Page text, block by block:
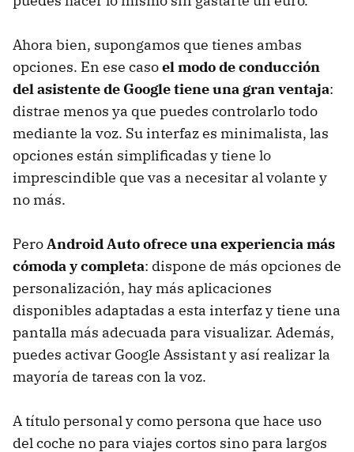
Ahora bien, supongamos que tienes ambas
opciones. En ese casoel modo de conducción
del asistente de Google tiene una gran ventaja:
distrae menos ya que puedes controlarlo todo
mediante la voz. Su interfaz es minimalista, las
opciones están simplificadas y tiene lo
imprescindible que vas a necesitar al volante y
no más.
PeroAndroid Auto ofrece una experiencia más
cómoda y completa: dispone de más opciones de
personalización, hay más aplicaciones
disponibles adaptadas a esta interfaz y tiene una
pantalla más adecuada para visualizar. Además,
puedes activar Google Assistant y así realizar la
mayoría de tareas con la voz.
A título personal y como persona que hace uso
del coche no para viajes cortos sino para largos